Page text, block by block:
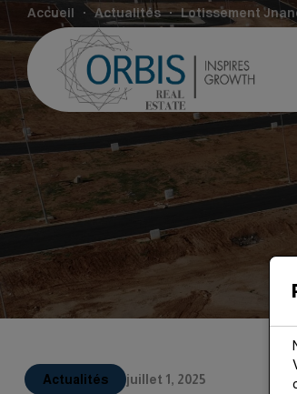
Accueil Actualités Lotissement
Actualités juillet 1, 2025